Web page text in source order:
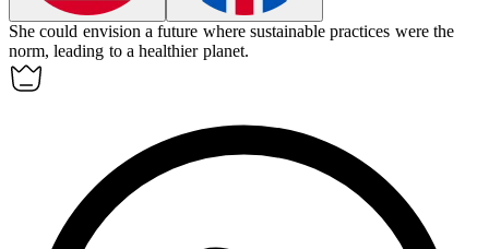
She could envision a future where sustainable practices were the
norm, leading to a healthier planet.